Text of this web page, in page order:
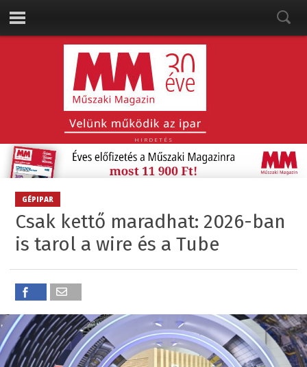
HIRDETÉS
GÉPIPAR
Csak kettő maradhat: 2026-ban
is tarol a wire és a Tube